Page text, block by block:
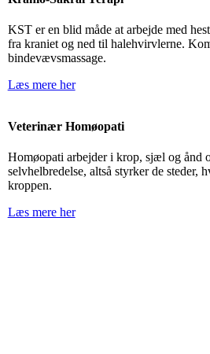
KST er en blid måde at arbejde med
fra kraniet og ned til halehvirvlerne.
bindevævsmassage.
Læs mere her
Veterinær Homøopati
Homøopati arbejder i krop, sjæl og ånd
selvhelbredelse, altså styrker de steder,
kroppen.
Læs mere her